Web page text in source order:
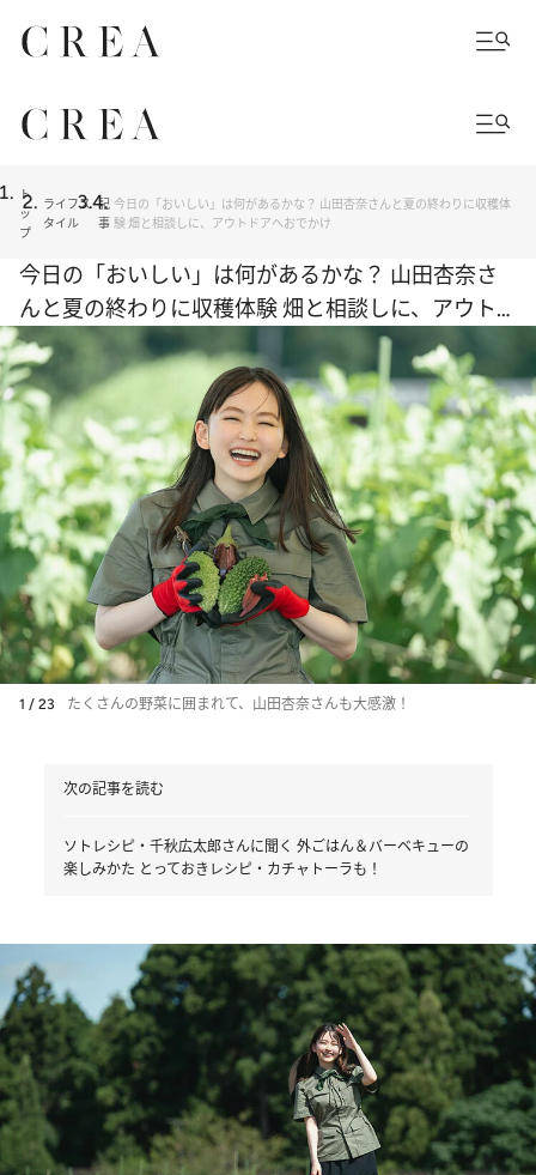
ト
ッ
プ
ライフス
タイル
記
事
今日の「おいしい」は何があるかな？ 山田杏奈さんと夏の終わりに収穫体
験 畑と相談しに、アウトドアへおでかけ
今日の「おいしい」は何があるかな？ 山田杏奈さ
んと夏の終わりに収穫体験 畑と相談しに、アウト
ドアへおでかけ
1 / 23 たくさんの野菜に囲まれて、山田杏奈さんも大感激！
次の記事を読む
ソトレシピ・千秋広太郎さんに聞く 外ごはん＆バーベキューの
楽しみかた とっておきレシピ・カチャトーラも！